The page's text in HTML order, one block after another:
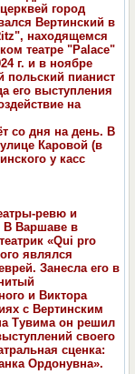
город
Вертинский в
находящемся
театре "Palace"
г. и в ноябре
польский пианист
его выступления
на
со дня на день. В
Каровой (в
у касс
ревю и
В Варшаве в
«Qui pro
являлся
Занесла его в
и Виктора
с Вертинским
Тувима он решил
своего
сценка:
Ордонувна».